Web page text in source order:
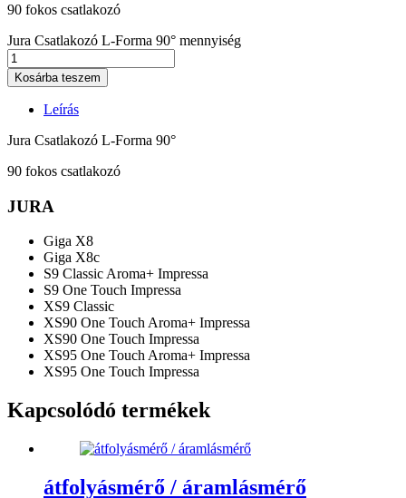
90 fokos csatlakozó
Jura Csatlakozó L-Forma 90° mennyiség
Kosárba teszem
Leírás
Jura Csatlakozó L-Forma 90°
90 fokos csatlakozó
JURA
Giga X8
Giga X8c
S9 Classic Aroma+ Impressa
S9 One Touch Impressa
XS9 Classic
XS90 One Touch Aroma+ Impressa
XS90 One Touch Impressa
XS95 One Touch Aroma+ Impressa
XS95 One Touch Impressa
Kapcsolódó termékek
átfolyásmérő / áramlásmérő